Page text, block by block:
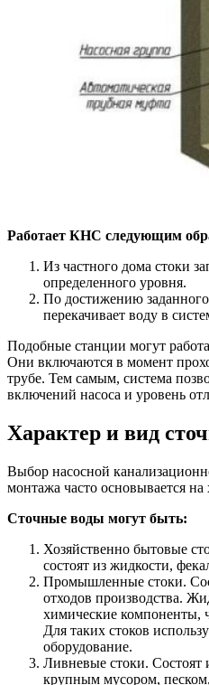
Работает КНС следующим
Из частного дома стоки
определенного уровня.
По достижению
перекачивает воду в
Подобные станции могут
Они включаются в момент
трубе. Тем самым, система
включений насоса и уровень
Характер и вид
Выбор насосной
монтажа часто основывается на
Сточные воды могут быть:
Хозяйственно бытовые
состоят из жидкости,
Промышленные стоки.
отходов производства.
химические компоненты,
Для таких стоков
оборудование.
Ливневые стоки. Состоят
крупным мусором,